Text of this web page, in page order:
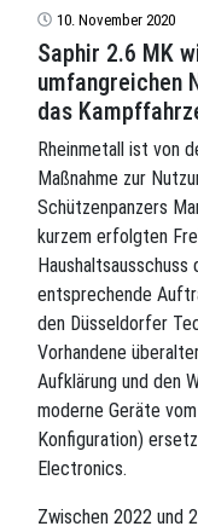
10. November 2020
Saphir 2.6 MK
umfangreichen
das
Rheinmetall ist von
Maßnahme zur
Schützenpanzers
kurzem erfolgten
entsprechende
den Düsseldorfer
Vorhandene
Aufklärung und den
moderne Geräte
Konfiguration)
Electronics.
Zwischen 2022 und